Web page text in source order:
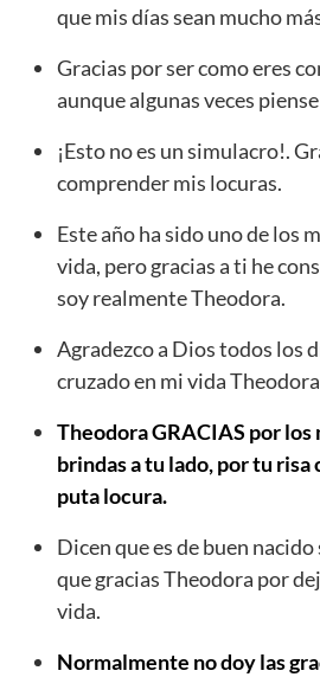
que mis días sean mucho
Gracias por ser como eres
aunque algunas veces
¡Esto no es un simulacro!.
comprender mis locuras.
Este año ha sido uno de los
vida, pero gracias a ti he
soy realmente Theodora.
Agradezco a Dios todos los
cruzado en mi vida
Theodora GRACIAS por los
brindas a tu lado, por tu risa
puta locura.
Dicen que es de buen
que gracias Theodora por
vida.
Normalmente no doy las